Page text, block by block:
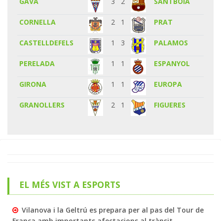
CORNELLA 2 1 PRAT
CASTELLDEFELS 1 3 PALAMOS
PERELADA 1 1 ESPANYOL
GIRONA 1 1 EUROPA
GRANOLLERS 2 1 FIGUERES
EL MÉS VIST A ESPORTS
Vilanova i la Geltrú es prepara per al pas del Tour de